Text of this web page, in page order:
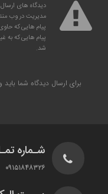
دیدگاه های
مدیریت در وب
پیام هایی که
پیام هایی که به
شد.
برای ارسال دیدگاه شما باید
شـماره
۰۹۱۵۱۸۴۸۳۲۶